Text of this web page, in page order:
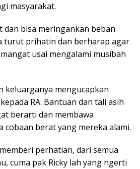
masyarakat.
dan bisa meringankan beban
turut prihatin dan berharap agar
usai mengalami musibah
keluarganya mengucapkan
RA. Bantuan dan tali asih
berarti dan membawa
cobaan berat yang mereka alami.
perhatian, dari semua
cuma pak Ricky lah yang ngerti